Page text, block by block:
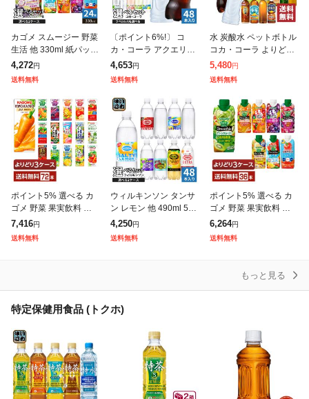
カゴメ スムージー 野菜
生活 他 330ml 紙パック
選べる 24本 (12本×2 ま
とめ買い) 季節限定 よ
4,272円
送料無料
〔ポイント6%!〕 コ
カ・コーラ アクエリア
ス 綾鷹 いろはす 他 50
0ml ペットボトル 選べ
4,653円
送料無料
水 炭酸水 ペットボトル
コカ・コーラ よりどり
綾鷹 爽健美茶 やかんの
麦茶 アクエリアス 紅茶
5,480円
送料無料
ポイント5% 選べる カ
ゴメ 野菜 果実飲料 よ
りどりMIX 195〜200ml
紙パック 72本 (24本×3
7,416円
送料無料
ウィルキンソン タンサ
ン レモン 他 490ml 500
ml ペットボトル 選べる
48本 (24本×2 まとめ買
4,250円
送料無料
ポイント5% 選べる カ
ゴメ 野菜 果実飲料 よ
りどりMIX 330ml LLプ
リズマ容器 紙パック 36
6,264円
送料無料
もっと見る
特定保健用食品 (トクホ)